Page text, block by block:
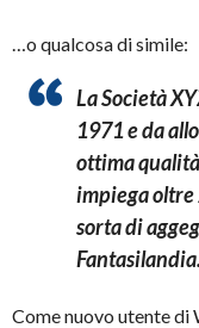
…o qualcosa di simile:
La Società
1971 e da
ottima
impiega oltre
sorta di
Fantasilandia.
Come nuovo utente di